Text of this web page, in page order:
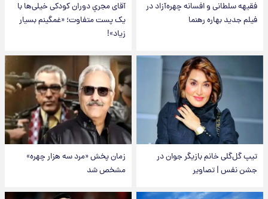
فقیهه سلطانی و افسانه چهره‌آزاد در
فیلم جدید بهاره رهنما
آقای مجریِ دوران کودکی خیلی‌ها با
یک پست متفاوت؛ «غمگینم بسیار
زیاد»!
تیپ گل‌گلی خانم بازیگر جوان در
جشن نفس | تصاویر
زمان پخش «مرد سه هزار چهره»
مشخص شد